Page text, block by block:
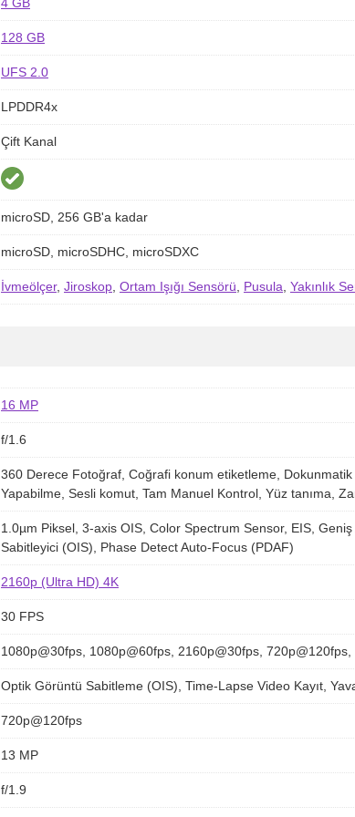
128 GB
UFS 2.0
LPDDR4x
Çift Kanal
microSD, 256 GB'a kadar
microSD, microSDHC, microSDXC
İvmeölçer, Jiroskop Ortam Işığı Sensörü Pusula Yakınlık
16 MP
f/1.6
360 Derece Fotoğraf, Coğrafi konum etiketleme,
Yapabilme, Sesli komut, Tam Manuel Kontrol, Yüz tanıma,
1.0µm Piksel, 3-axis OIS, Color Spectrum Sensor, EIS,
Sabitleyici (OIS), Phase Detect Auto-Focus (PDAF)
2160p (Ultra HD) 4K
30 FPS
1080p@30fps, 1080p@60fps, 2160p@30fps,
Optik Görüntü Sabitleme (OIS), Time-Lapse Video Kayıt,
720p@120fps
13 MP
f/1.9